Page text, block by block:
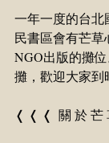
一年一度的台北
民書區會有芒草
NGO出版的攤
攤，歡迎大家到
❬ ❬ ❬ ​ 關 於 芒